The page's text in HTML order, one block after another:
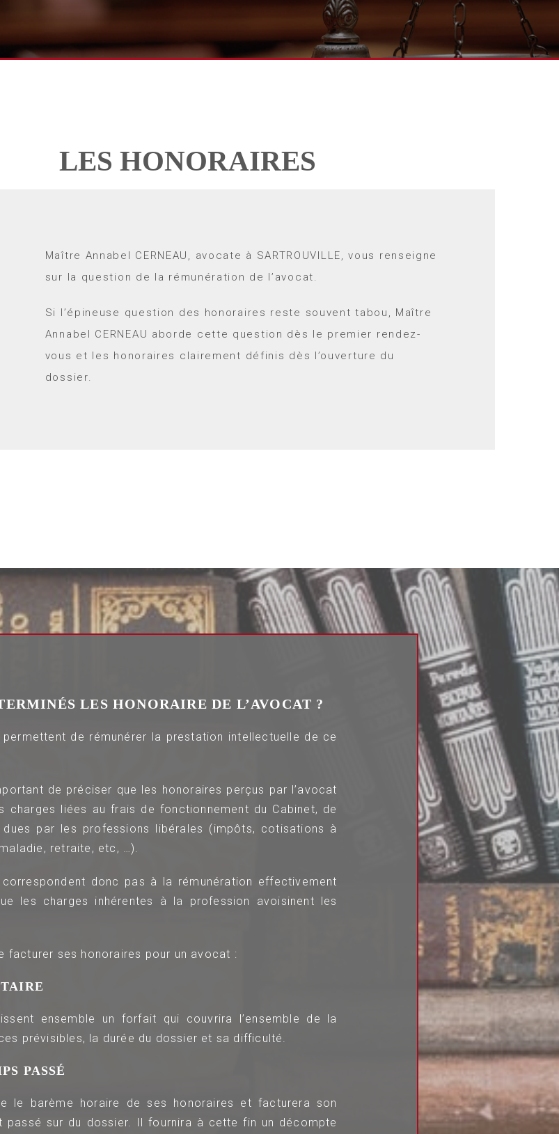
LES HONORAIRES
Maître Annabel CERNEAU, avocate à SARTROUVILLE, vous renseigne
sur la question de la rémunération de l’avocat.
Si l’épineuse question des honoraires reste souvent tabou, Maître
Annabel CERNEAU aborde cette question dès le premier rendez-
vous et les honoraires clairement définis dès l’ouverture du
dossier.
LES HONORAIRE DE L’AVOCAT ?
de rémunérer la prestation intellectuelle de ce
de préciser que les honoraires perçus par l’avocat
charges liées au frais de fonctionnement du Cabinet, de
par les professions libérales (impôts, cotisations à
retraite, etc, …).
donc pas à la rémunération effectivement
les charges inhérentes à la profession avoisinent les
facturer ses honoraires pour un avocat :
ensemble un forfait qui couvrira l’ensemble de la
prévisibles, la durée du dossier et sa difficulté.
PASSÉ
le barème horaire de ses honoraires et facturera son
passé sur du dossier. Il fournira à cette fin un décompte